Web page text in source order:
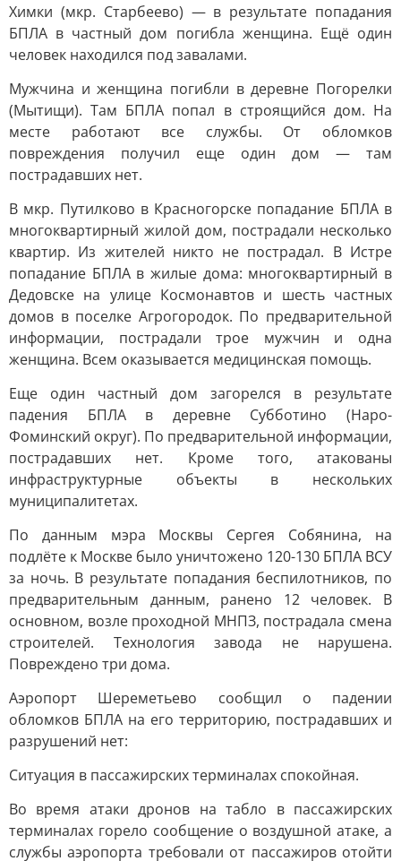
Химки (мкр. Старбеево) — в результате попадания
БПЛА в частный дом погибла женщина. Ещё один
человек находился под завалами.
Мужчина и женщина погибли в деревне Погорелки
(Мытищи). Там БПЛА попал в строящийся дом. На
месте работают все службы. От обломков
повреждения получил еще один дом — там
пострадавших нет.
В мкр. Путилково в Красногорске попадание БПЛА в
многоквартирный жилой дом, пострадали несколько
квартир. Из жителей никто не пострадал. В Истре
попадание БПЛА в жилые дома: многоквартирный в
Дедовске на улице Космонавтов и шесть частных
домов в поселке Агрогородок. По предварительной
информации, пострадали трое мужчин и одна
женщина. Всем оказывается медицинская помощь.
Еще один частный дом загорелся в результате
падения БПЛА в деревне Субботино (Наро-
Фоминский округ). По предварительной информации,
пострадавших нет. Кроме того, атакованы
инфраструктурные объекты в нескольких
муниципалитетах.
По данным мэра Москвы Сергея Собянина, на
подлёте к Москве было уничтожено 120-130 БПЛА ВСУ
за ночь. В результате попадания беспилотников, по
предварительным данным, ранено 12 человек. В
основном, возле проходной МНПЗ, пострадала смена
строителей. Технология завода не нарушена.
Повреждено три дома.
Аэропорт Шереметьево сообщил о падении
обломков БПЛА на его территорию, пострадавших и
разрушений нет:
Ситуация в пассажирских терминалах спокойная.
Во время атаки дронов на табло в пассажирских
терминалах горело сообщение о воздушной атаке, а
службы аэропорта требовали от пассажиров отойти